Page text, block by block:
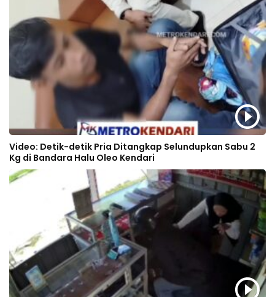
Video: Detik-detik Pria Ditangkap Selundupkan Sabu 2
Kg di Bandara Halu Oleo Kendari